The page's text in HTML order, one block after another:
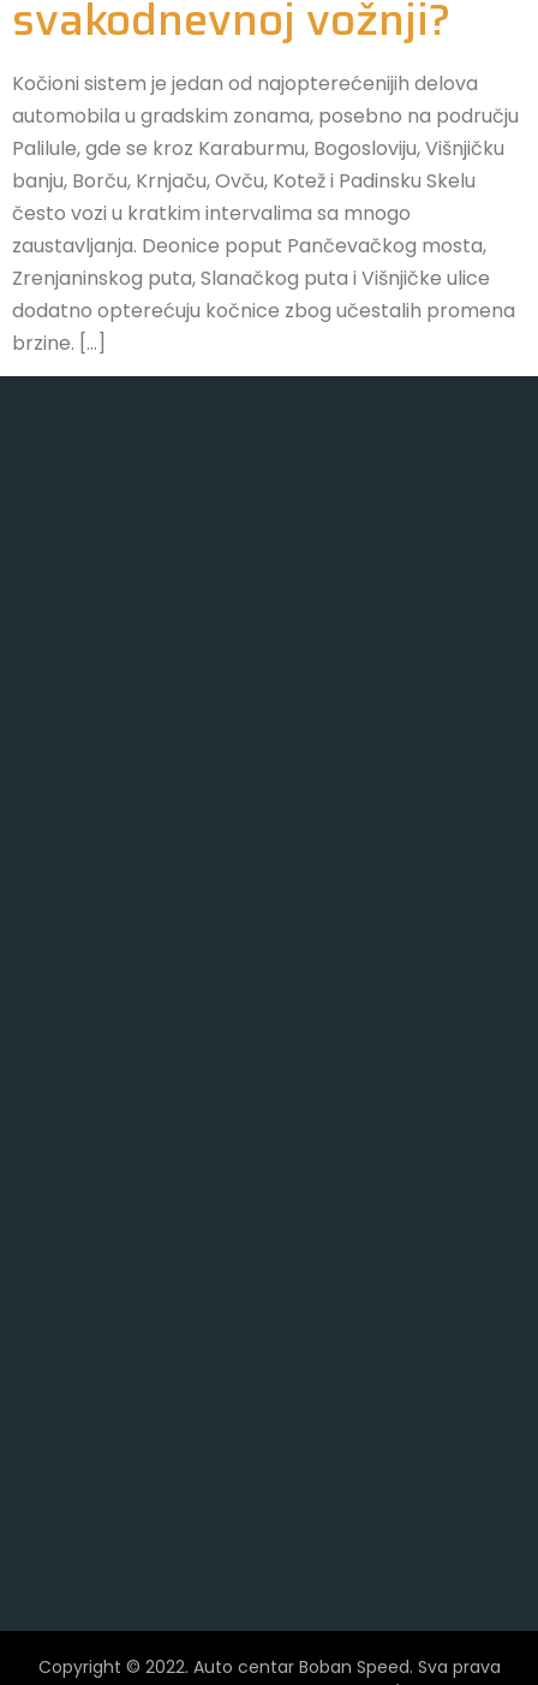
svakodnevnoj vožnji?
Kočioni sistem je jedan od najopterećenijih delova
automobila u gradskim zonama, posebno na području
Palilule, gde se kroz Karaburmu, Bogosloviju, Višnjičku
banju, Borču, Krnjaču, Ovču, Kotež i Padinsku Skelu
često vozi u kratkim intervalima sa mnogo
zaustavljanja. Deonice poput Pančevačkog mosta,
Zrenjaninskog puta, Slanačkog puta i Višnjičke ulice
dodatno opterećuju kočnice zbog učestalih promena
brzine. […]
Copyright © 2022. Auto centar Boban Speed. Sva prava